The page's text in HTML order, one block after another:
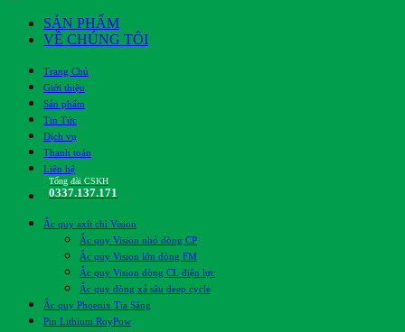
SẢN PHẨM
VỀ CHÚNG TÔI
Trang Chủ
Giới thiệu
Sản phẩm
Tin Tức
Dịch vụ
Thanh toán
Liên hệ
Tổng đài CSKH
0337.137.171
Ắc quy axít chì Vision
Ắc quy Vision nhỏ dòng CP
Ắc quy Vision lớn dòng FM
Ắc quy Vision dòng CL điện lực
Ắc quy dòng xả sâu deep cycle
Ắc quy Phoenix Tia Sáng
Pin Lithium RoyPow